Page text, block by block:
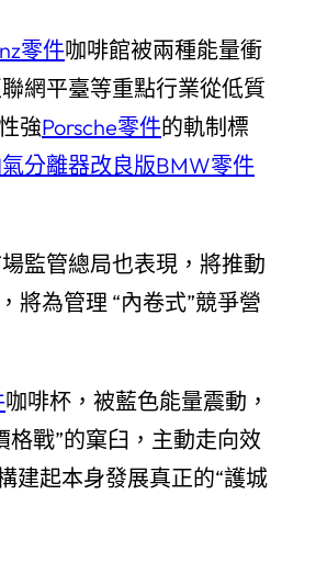
零件咖啡館被兩種能量衝
聯網平臺等重點行業從低質
強Porsche零件的軌制標
分離器改良版BMW零件
監管總局也表現，將推動
將為管理 “內卷式”競爭營
咖啡杯，被藍色能量震動，
格戰”的窠臼，主動走向效
建起本身發展真正的“護城